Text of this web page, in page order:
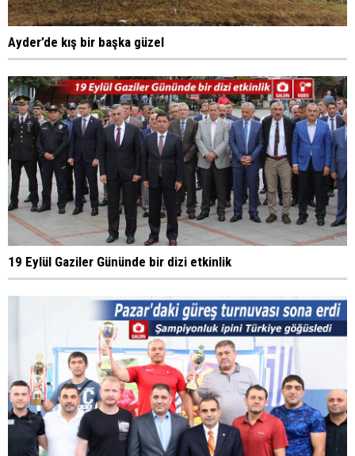
Ayder’de kış bir başka güzel
19 Eylül Gaziler Gününde bir dizi etkinlik